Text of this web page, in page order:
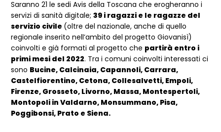
Saranno 21 le sedi Avis della Toscana che erogheranno i
servizi di sanità digitale;39 i ragazzi e le ragazze del
servizio civile (oltre del nazionale, anche di quello
regionale inserito nell’ambito del progetto Giovanisì)
coinvolti e già formati al progetto che partirà entro i
primi mesi del 2022. Tra i comuni coinvolti interessati ci
sono Bucine, Calcinaia, Capannoli, Carrara,
Castelfiorentino, Cetona, Collesalvetti, Empoli,
Firenze, Grosseto, Livorno, Massa, Montespertoli,
Montopoli in Valdarno, Monsummano, Pisa,
Poggibonsi, Prato e Siena.